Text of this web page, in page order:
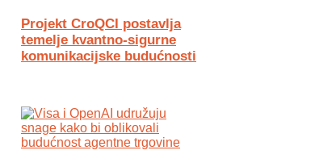
Projekt CroQCI postavlja
temelje kvantno-sigurne
komunikacijske budućnosti